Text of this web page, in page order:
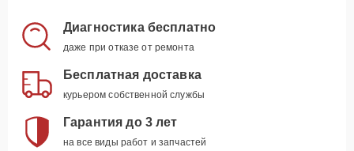
Диагностика бесплатно
даже при отказе от ремонта
Бесплатная доставка
курьером собственной службы
Гарантия до 3 лет
на все виды работ и запчастей